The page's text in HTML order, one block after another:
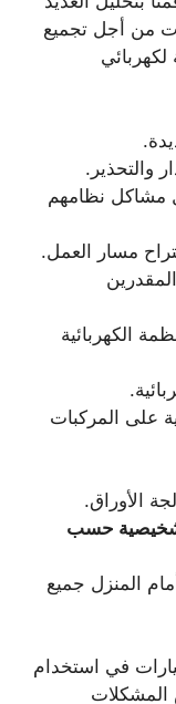
من أجل تجميع
والتحذير.
مشاكل نظامهم
مسار العمل.
الكهربائية
على المركبات
الأوراق.
حسب
المنزل جميع
في استخدام
المشكلات